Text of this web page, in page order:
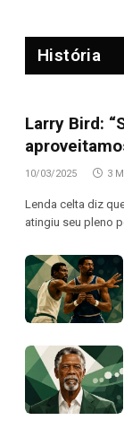
História
Larry Bird:
10/03/2025 3
Lenda celta diz
atingiu seu pleno